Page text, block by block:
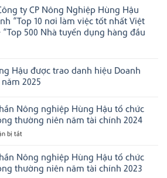
ty CP Nông Nghiệp Hùng Hậu
“Top 10 nơi làm việc tốt nhất Việt
“Top 500 Nhà tuyển dụng hàng đầu
Hậu được trao danh hiệu Doanh
2025
Nông nghiệp Hùng Hậu tổ chức
thường niên năm tài chính 2024
bị tắt
ty
phần
Nông nghiệp Hùng Hậu tổ chức
thường niên năm tài chính 2023